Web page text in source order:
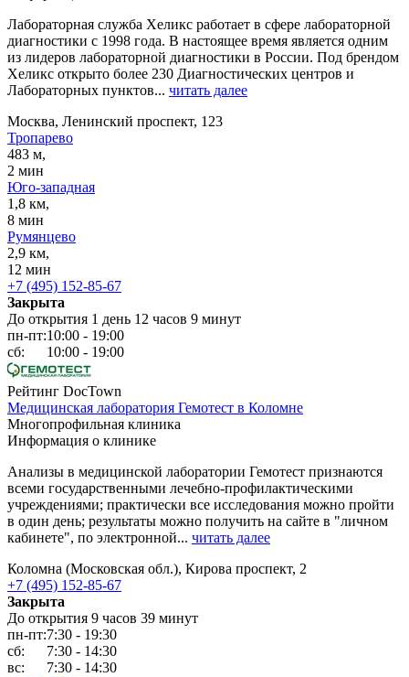
Лабораторная служба Хеликс работает в сфере лабораторной
диагностики с 1998 года. В настоящее время является одним
из лидеров лабораторной диагностики в России. Под брендом
Хеликс открыто более 230 Диагностических центров и
Лабораторных пунктов... читать далее
Москва, Ленинский проспект, 123
Тропарево
483 м,
2 мин
Юго-западная
1,8 км,
8 мин
Румянцево
2,9 км,
12 мин
+7 (495) 152-85-67
Закрыта
До открытия 1 день 12 часов 9 минут
пн-пт:10:00 - 19:00
сб:
10:00 - 19:00
Рейтинг DocTown
Медицинская лаборатория Гемотест в Коломне
Многопрофильная клиника
Информация о клинике
Анализы в медицинской лаборатории Гемотест признаются
всеми государственными лечебно-профилактическими
учреждениями; практически все исследования можно пройти
в один день; результаты можно получить на сайте в "личном
кабинете", по электронной... читать далее
Коломна (Московская обл.), Кирова проспект, 2
+7 (495) 152-85-67
Закрыта
До открытия 9 часов 39 минут
пн-пт:7:30 - 19:30
сб:
7:30 - 14:30
вс:
7:30 - 14:30